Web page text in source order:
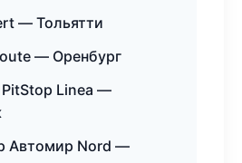
— Тольятти
— Оренбург
Linea —
Автомир Nord —